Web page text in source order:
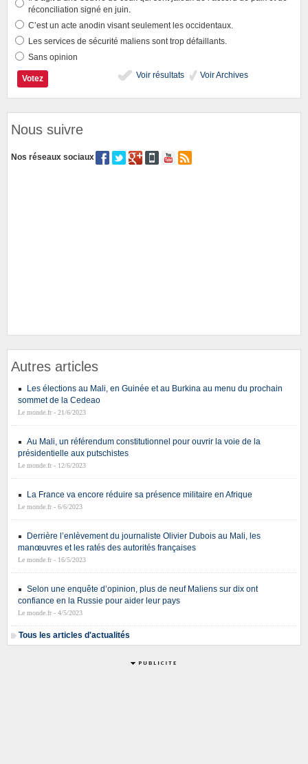
réconciliation signé en juin.
C’est un acte anodin visant seulement les occidentaux.
Les services de sécurité maliens sont trop défaillants.
Sans opinion
Voir résultats
Voir Archives
Nous suivre
Nos réseaux sociaux
Autres articles
Les élections au Mali, en Guinée et au Burkina au menu du prochain
sommet de la Cedeao
Le monde.fr - 21/6/2023
Au Mali, un référendum constitutionnel pour ouvrir la voie de la
présidentielle aux putschistes
Le monde.fr - 12/6/2023
La France va encore réduire sa présence militaire en Afrique
Le monde.fr - 6/6/2023
Derrière l’enlèvement du journaliste Olivier Dubois au Mali, les
manœuvres et les ratés des autorités françaises
Le monde.fr - 16/5/2023
Selon une enquête d’opinion, plus de neuf Maliens sur dix ont
confiance en la Russie pour aider leur pays
Le monde.fr - 4/5/2023
Tous les articles d'actualités